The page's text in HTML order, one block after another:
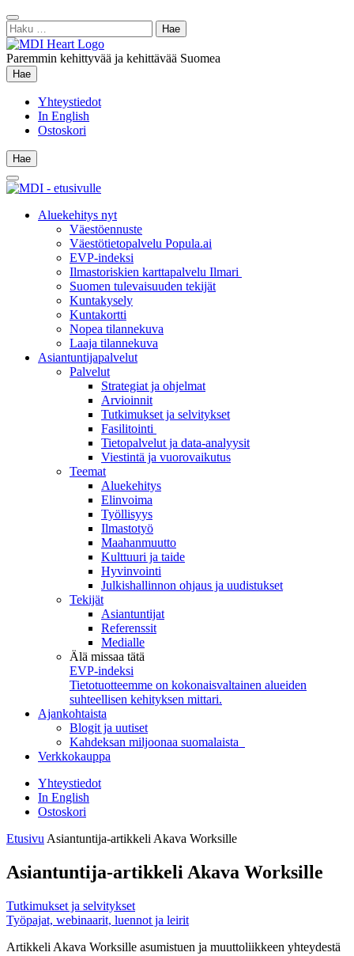
Siirry
sisältöön
Sulje
hae
Haku:
Paremmin kehittyvää ja kehittävää Suomea
Hae
Hae
Yhteystiedot
In English
Ostoskori
Hae
Hae
Main
Menu
Aluekehitys nyt
Väestöennuste
Väestötietopalvelu Popula.ai
EVP-indeksi
Ilmastoriskien karttapalvelu Ilmari
Suomen tulevaisuuden tekijät
Kuntakysely
Kuntakortti
Nopea tilannekuva
Laaja tilannekuva
Asiantuntijapalvelut
Palvelut
Strategiat ja ohjelmat
Arvioinnit
Tutkimukset ja selvitykset
Fasilitointi
Tietopalvelut ja data-analyysit
Viestintä ja vuorovaikutus
Teemat
Aluekehitys
Elinvoima
Työllisyys
Ilmastotyö
Maahanmuutto
Kulttuuri ja taide
Hyvinvointi
Julkishallinnon ohjaus ja uudistukset
Tekijät
Asiantuntijat
Referenssit
Medialle
Älä missaa tätä
EVP-indeksi
Tietotuotteemme on kokonaisvaltainen alueiden
suhteellisen kehityksen mittari.
Ajankohtaista
Blogit ja uutiset
Kahdeksan miljoonaa suomalaista
Verkkokauppa
Yhteystiedot
In English
Ostoskori
Etusivu Asiantuntija-artikkeli Akava Worksille
Asiantuntija-artikkeli Akava Worksille
Tutkimukset ja selvitykset
Työpajat, webinaarit, luennot ja leirit
Artikkeli Akava Worksille asumistuen ja muuttoliikkeen yhteydestä